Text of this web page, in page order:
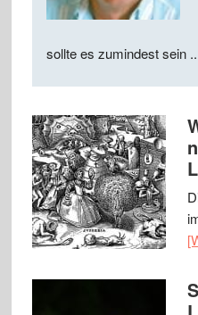
sollte es zumindest sein